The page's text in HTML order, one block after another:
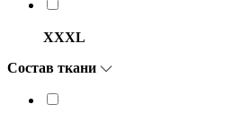
XXXL
Состав ткани